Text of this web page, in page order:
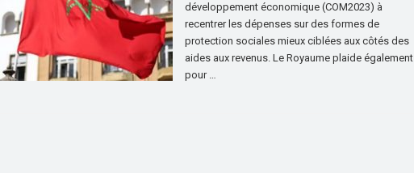
développement économique (COM2023) à
recentrer les dépenses sur des formes de
protection sociales mieux ciblées aux côtés des
aides aux revenus. Le Royaume plaide également
pour …